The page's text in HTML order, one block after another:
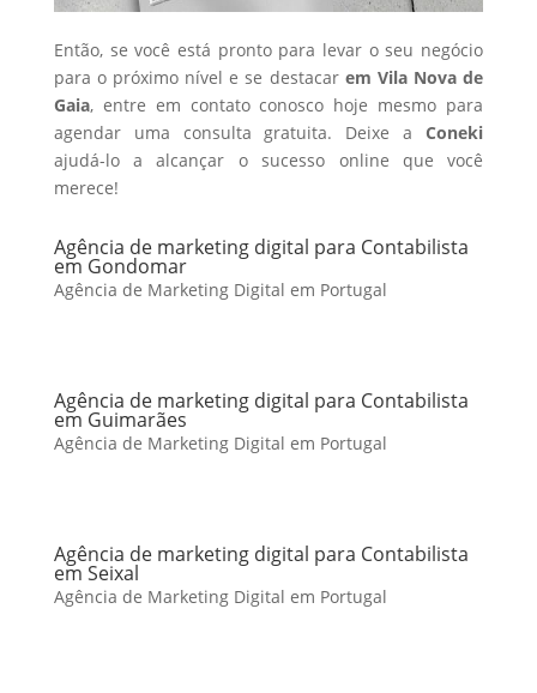
Então, se você está pronto para levar o seu negócio
para o próximo nível e se destacar em Vila Nova de
Gaia, entre em contato conosco hoje mesmo para
agendar uma consulta gratuita. Deixe aConeki
ajudá-lo a alcançar o sucesso online que você
merece!
Agência de marketing digital para Contabilista
em Gondomar
Agência de Marketing Digital em Portugal
Agência de marketing digital para Contabilista
em Guimarães
Agência de Marketing Digital em Portugal
Agência de marketing digital para Contabilista
em Seixal
Agência de Marketing Digital em Portugal